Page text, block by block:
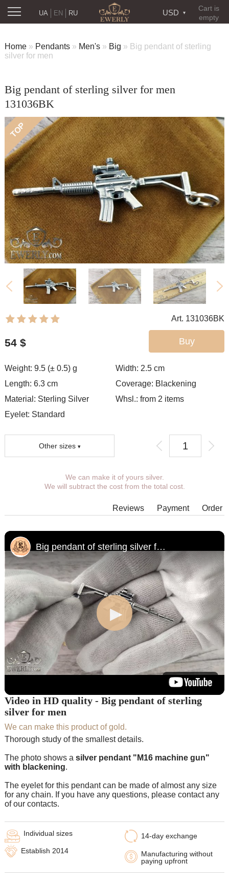
Cart is
empty
USD
RU
UA EN
Home » Pendants » Men's » Big » Big pendant of sterling
silver for men
Big pendant of sterling silver for men
131036BK
TOP
Art. 131036BK
Buy
54 $
Weight: 9.5 (± 0.5) g Width: 2.5cm
Length: 6.3 cm
Coverage: Blackening
Material: Sterling Silver
Whsl.: from 2 items
Eyelet: Standard
Other sizes
You can choose coverage, eyelet.
Additional wishes you can specify in the comments when
In some models of suspensions it is not possible to expand the
contact You.
Any pendant can be supplemented with an eyelet of the
desired size with an adapter ring for any chain.
We can make it of yours silver.
We will subtract the cost from the total cost.
Reviews Order
Payment
Big pendant of sterling silver for men
Video in HD quality - Big pendant of sterling
silver for men
We can make this product of gold.
Thorough study of the smallest details.
The photo shows a silver pendant "M16 machine gun"
with blackening.
The eyelet for this pendant can be made of almost any size
for any chain. If you have any questions, please contact any
of our contacts.
14-day exchange
Manufacturing without
paying upfront
Individual sizes
Establish 2014